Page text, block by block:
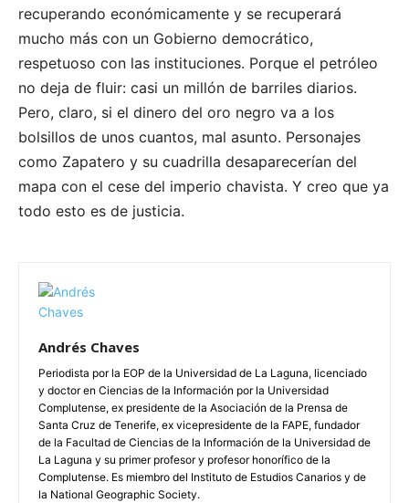
recuperando económicamente y se recuperará
mucho más con un Gobierno democrático,
respetuoso con las instituciones. Porque el petróleo
no deja de fluir: casi un millón de barriles diarios.
Pero, claro, si el dinero del oro negro va a los
bolsillos de unos cuantos, mal asunto. Personajes
como Zapatero y su cuadrilla desaparecerían del
mapa con el cese del imperio chavista. Y creo que ya
todo esto es de justicia.
Andrés Chaves
Periodista por la EOP de la Universidad de La Laguna, licenciado
y doctor en Ciencias de la Información por la Universidad
Complutense, ex presidente de la Asociación de la Prensa de
Santa Cruz de Tenerife, ex vicepresidente de la FAPE, fundador
de la Facultad de Ciencias de la Información de la Universidad de
La Laguna y su primer profesor y profesor honorífico de la
Complutense. Es miembro del Instituto de Estudios Canarios y de
la National Geographic Society.